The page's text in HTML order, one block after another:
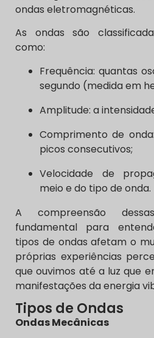
ondas eletromagnéticas.
As ondas são
como:
Frequência: quantas
segundo (medida em
Amplitude: a
Comprimento de
picos consecutivos;
Velocidade de
meio e do tipo de onda.
A compreensão
fundamental para
tipos de ondas afetam o
próprias experiências
que ouvimos até a luz que
manifestações da energia
Tipos de Ondas
Ondas Mecânicas